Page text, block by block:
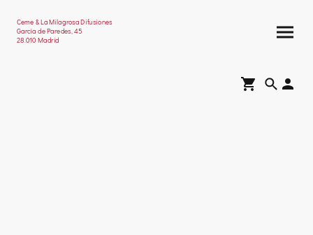
Ceme & La Milagrosa Difusiones
García de Paredes, 45
28.010 Madrid